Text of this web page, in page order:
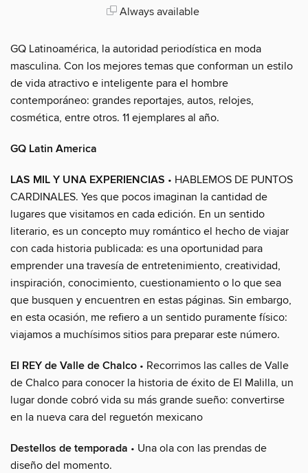
Always available
GQ Latinoamérica, la autoridad periodística en moda
masculina. Con los mejores temas que conforman un estilo
de vida atractivo e inteligente para el hombre
contemporáneo: grandes reportajes, autos, relojes,
cosmética, entre otros. 11 ejemplares al año.
GQ Latin America
LAS MIL Y UNA EXPERIENCIAS • HABLEMOS DE PUNTOS
CARDINALES. Yes que pocos imaginan la cantidad de
lugares que visitamos en cada edición. En un sentido
literario, es un concepto muy romántico el hecho de viajar
con cada historia publicada: es una oportunidad para
emprender una travesía de entretenimiento, creatividad,
inspiración, conocimiento, cuestionamiento o lo que sea
que busquen y encuentren en estas páginas. Sin embargo,
en esta ocasión, me refiero a un sentido puramente físico:
viajamos a muchísimos sitios para preparar este número.
EI REY de Valle de Chalco • Recorrimos las calles de Valle
de Chalco para conocer la historia de éxito de El Malilla, un
lugar donde cobró vida su más grande sueño: convertirse
en la nueva cara del reguetón mexicano
Destellos de temporada • Una ola con las prendas de
diseño del momento.